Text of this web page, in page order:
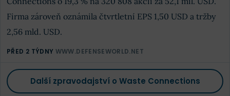
Firma zároveň oznámila čtvrtletní EPS 1,50 USD a tržby
2,56 mld. USD.
PŘED 2 TÝDNY WWW.DEFENSEWORLD.NET
Další zpravodajství o Waste Connections